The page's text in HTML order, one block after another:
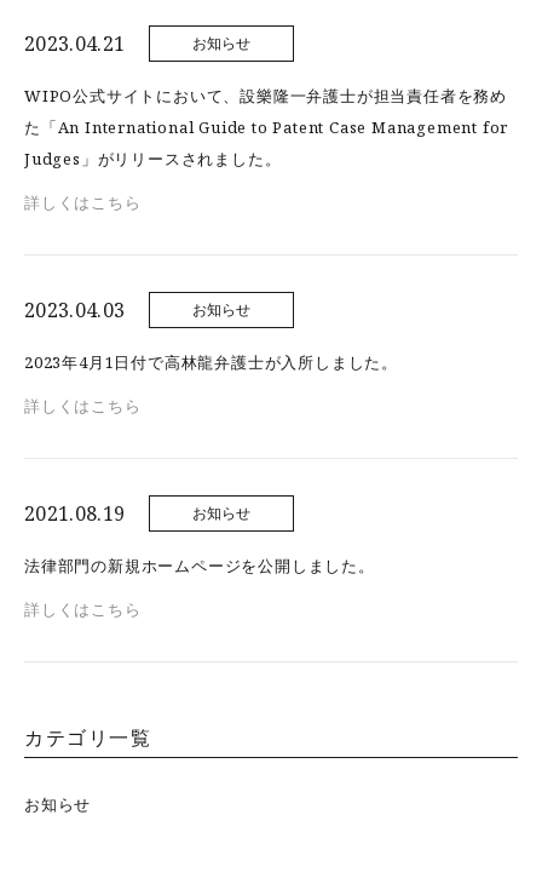
2023.04.21 お知らせ
WIPO公式サイトにおいて、設樂隆一弁護士が担当責任者を務め
た「An International Guide to Patent Case Management for
Judges」がリリースされました。
詳しくはこちら
2023.04.03 お知らせ
2023年4月1日付で高林龍弁護士が入所しました。
詳しくはこちら
2021.08.19 お知らせ
法律部門の新規ホームページを公開しました。
詳しくはこちら
カテゴリ一覧
お知らせ